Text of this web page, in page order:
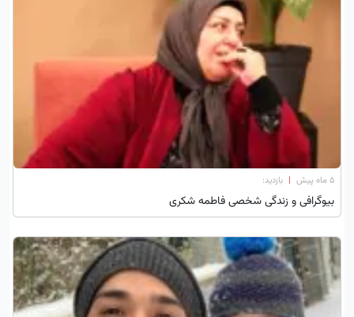
۵ ماه پیش | بازدید:
بیوگرافی و زندگی شخصی فاطمه شکری